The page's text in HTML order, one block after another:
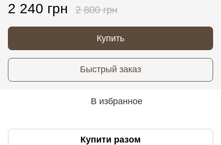
2 240 грн 2 800 грн
Купить
Быстрый заказ
В избранное
Купити разом